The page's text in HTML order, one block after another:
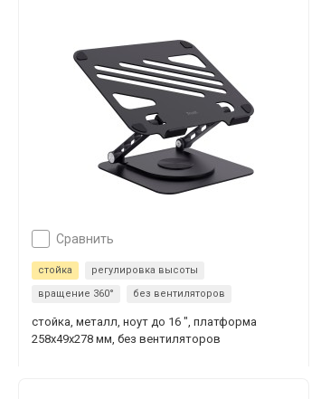
сравнить
стойка
регулировка высоты
вращение 360°
без вентиляторов
стойка, металл, ноут до 16 ", платформа
258x49x278 мм, без вентиляторов